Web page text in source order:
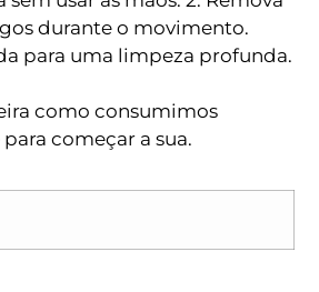
durante o movimento.
para uma limpeza profunda.
como consumimos
começar a sua.